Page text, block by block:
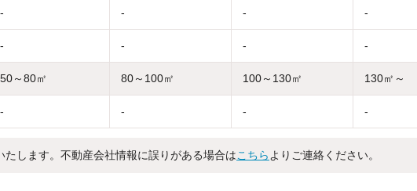
- - - -
- - - -
50～80㎡ 80～100㎡ 100～130㎡ 130㎡～
- - - -
します。不動産会社情報に誤りがある場合はこちら よりご連絡ください。